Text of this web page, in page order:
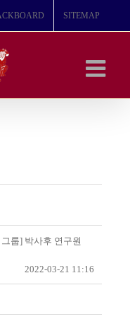
SITEMAP
룹] 박사후 연구원
2022-03-21 11:16